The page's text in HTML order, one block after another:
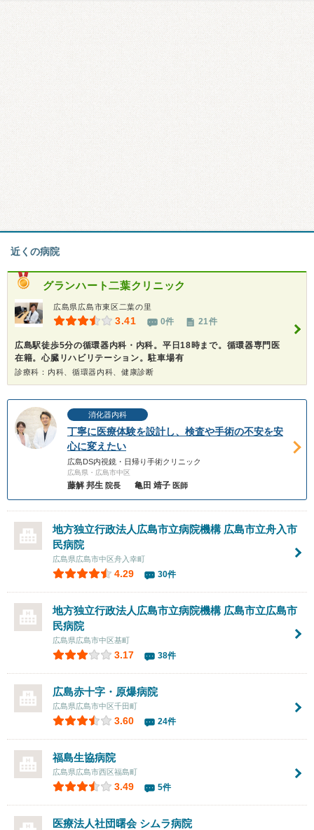
近くの病院
グランハート二葉クリニック
広島県広島市東区二葉の里
3.41 0件 21件
広島駅徒歩5分の循環器内科・内科。平日18時まで。循環器専門医
在籍。心臓リハビリテーション。駐車場有
診療科：内科、循環器内科、健康診断
消化器内科
丁寧に医療体験を設計し、検査や手術の不安を安
心に変えたい
広島DS内視鏡・日帰り手術クリニック
広島県・広島市中区
藤解 邦生 院長 亀田 靖子 医師
地方独立行政法人広島市立病院機構 広島市立舟入市
民病院
広島県広島市中区舟入幸町
4.29 30件
地方独立行政法人広島市立病院機構 広島市立広島市
民病院
広島県広島市中区基町
3.17 38件
広島赤十字・原爆病院
広島県広島市中区千田町
3.60 24件
福島生協病院
広島県広島市西区福島町
3.49 5件
医療法人社団曙会 シムラ病院